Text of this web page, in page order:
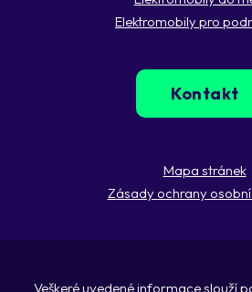
Elektromobily pro
Kontakt
Mapa stránek
Zásady ochrany
Veškeré uvedené informace slouží